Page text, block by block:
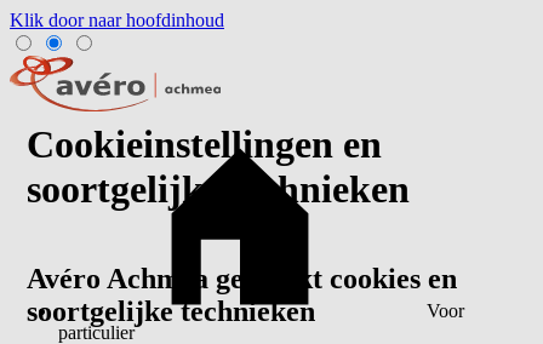
Klik door naar hoofdinhoud
Voor
particulier
Cookieinstellingen en
soortgelijke technieken
Avéro Achmea gebruikt cookies en
soortgelijke technieken